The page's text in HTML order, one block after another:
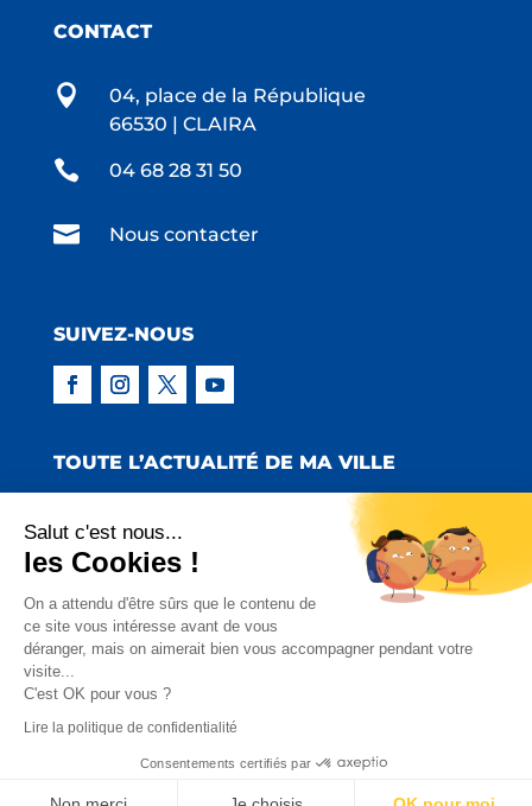
CONTACT

04, place de la République
66530 | CLAIRA
 04 68 28 31 50
 Nous contacter
SUIVEZ-NOUS
TOUTE L’ACTUALITÉ DE MA VILLE
Copyright © 2022 Mairie de Claira | Réalisation
:Emmaluc Communication
Mentions Légales
Charte Facebook
Salut c'est nous...
les Cookies !
On a attendu d'être sûrs que le contenu de
ce site vous intéresse avant de vous
déranger, mais on aimerait bien vous accompagner pendant votre
visite...
C'est OK pour vous ?
Lire la politique de confidentialité
Consentements certifiés par